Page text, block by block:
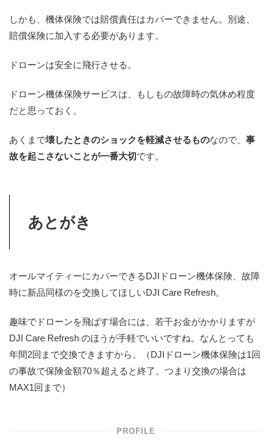
しかも、機体保険では賠償責任はカバーできません。別途、
賠償保険に加入する必要があります。
ドローンは安全に飛行させる。
ドローン機体保険サービスは、もしもの故障時の気休め程度
だと思っておく。
あくまで壊したときのショックを軽減させるものなので、 事
故を起こさないことが一番大切です。
あとがき
オールマイティーにカバーできるDJIドローン機体保険、故障
時に新品同様のを交換してほしいDJI Care Refresh。
趣味でドローンを飛ばす場合には、若干お金がかかりますが
DJI Care Refresh のほうが手軽でいいですね。なんとっても
年間2回まで交換できますから。（DJIドローン機体保険は1回
の事故で保険金額70％超えると終了。つまり交換の場合は
MAX1回まで）
PROFILE